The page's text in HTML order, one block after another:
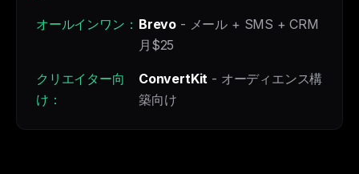
オールインワン： Brevo - メール + SMS + CRM
月$25
クリエイター向
け：
ConvertKit - オーディエンス構
築向け